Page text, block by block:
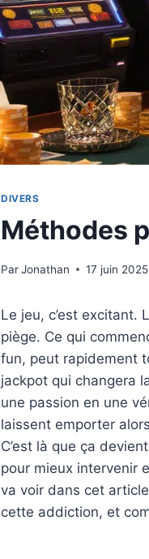
DIVERS
Méthodes
ParJonathan 17 juin 2025
Le jeu, c’est excitant.
piège. Ce qui
fun, peut rapidement
jackpot qui changera
une passion en une
laissent emporter
C’est là que ça
pour mieux intervenir
va voir dans cet
cette addiction, et